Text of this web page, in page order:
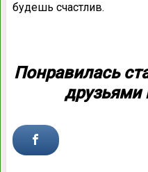
будешь счастлив.
Понравилась
друзьями